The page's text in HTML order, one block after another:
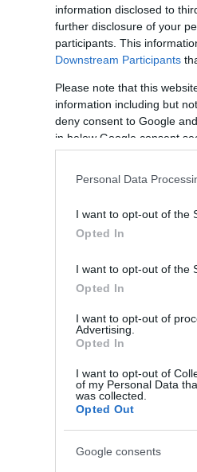
information disclosed to
further disclosure of your
participants. This
Downstream Participants
Please note that this
information including but
deny consent to Google
in below Google consent
Personal Data
I want to opt-out of the
Opted In
I want to opt-out of the
Opted In
I want to opt-out of
Advertising.
Opted In
I want to opt-out of
of my Personal Data
was collected.
Opted Out
Google consents